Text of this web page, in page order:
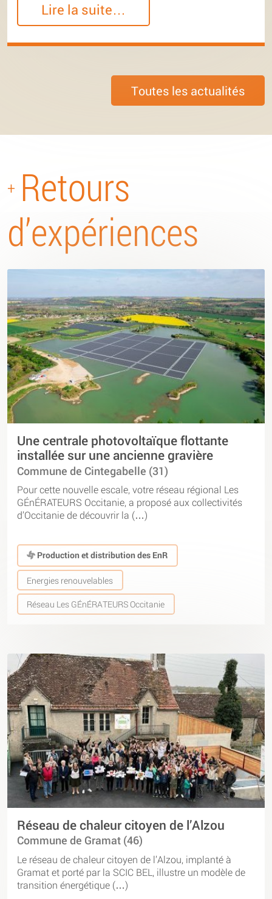
Lire la suite…
Toutes les actualités
+ Retours
d’expériences
Une centrale photovoltaïque flottante
installée sur une ancienne gravière
Commune de Cintegabelle (31)
Pour cette nouvelle escale, votre réseau régional Les
GÉnÉRATEURS Occitanie, a proposé aux collectivités
d’Occitanie de découvrir la (…)
Production et distribution des EnR
Energies renouvelables
Réseau Les GÉnÉRATEURS Occitanie
Réseau de chaleur citoyen de l’Alzou
Commune de Gramat (46)
Le réseau de chaleur citoyen de l’Alzou, implanté à
Gramat et porté par la SCIC BEL, illustre un modèle de
transition énergétique (…)